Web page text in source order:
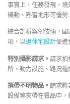
事實上，任務發現，
機動、熟習地形等優勢
綜合剖析案例伎倆，
項，以退休宅設計便進
特別攝影請求。請求拍
所、動力設施、路況樞
捎帶不明物品。請求將
設備等夾帶在餐品中，